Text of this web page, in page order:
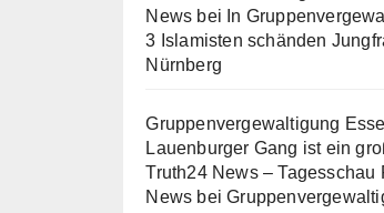
News bei In
3 Islamisten schänden
Nürnberg
Gruppenvergewaltigung
Lauenburger Gang ist ein
Truth24 News – Tagesschau
News bei